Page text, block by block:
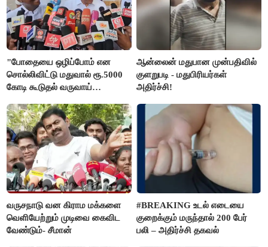
"போதையை ஒழிப்போம் என
சொல்லிவிட்டு மதுவால் ரூ.5000
கோடி கூடுதல் வருவாய்
மார்க்கண்டேயன்
ஆன்லைன் மதுபான முன்பதிவில்
குளறுபடி - மதுபிரியர்கள்
அதிர்ச்சி!
வருசநாடு வன கிராம மக்களை
வெளியேற்றும் முடிவை கைவிட
வேண்டும்- சீமான்
#BREAKING உடல் எடையை
குறைக்கும் மருந்தால் 200 பேர்
பலி – அதிர்ச்சி தகவல்